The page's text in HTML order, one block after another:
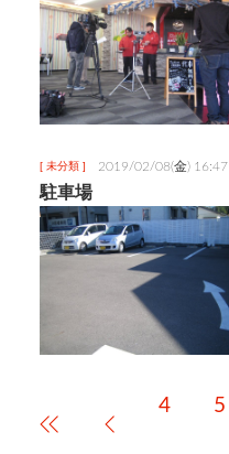
[ 未分類 ] 2019/02/08(金) 16:47
駐車場
4 5